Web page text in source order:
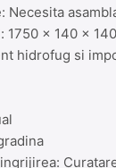
Necesita
1750 x 140 x
hidrofug si